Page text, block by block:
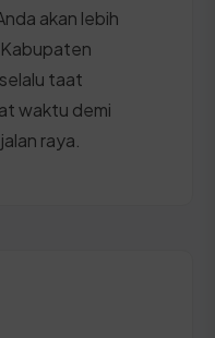
akan lebih
taat
waktu demi
raya.